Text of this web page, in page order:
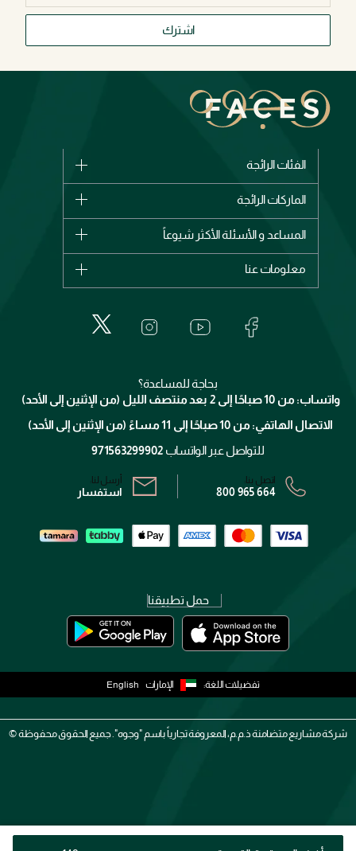
اشترك
الفئات الرائجة
الأكثر مبيعاً
اشترِ بطاقة هدية
الماركات الرائجة
بربري
إيف سان لوران
المساعد و الأسئلة الأكثر شيوعاً
الإرجاع
معلومات عنا
خدمات المعارض
برنامج الولاء ميوز
الشروط و الأحكام
سياسة الخصوصية
بحاجة للمساعدة؟
واتساب: من 10 صباحًا إلى 2 بعد منتصف الليل (من الإثنين إلى الأحد)
الاتصال الهاتفي: من 10 صباحًا إلى 11 مساءً (من الإثنين إلى الأحد)
للتواصل عبر الواتساب 971563299902
اتصل بنا:
800 965 664
أرسل لنا:
استفسار
حمل تطبيقنا
تفضيلات اللغة: الإمارات English
شركة مشاريع متضامنة ذ.م.م، المعروفة تجارياً باسم "وجوه". جميع الحقوق محفوظة ©